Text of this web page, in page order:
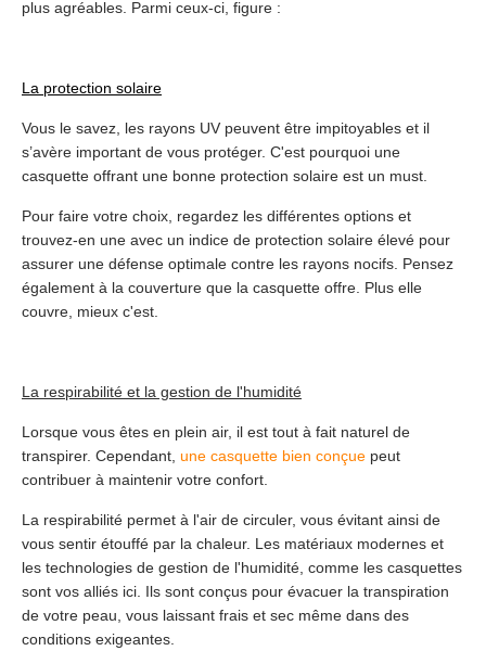
plus agréables. Parmi ceux-ci, figure :
La protection solaire
Vous le savez, les rayons UV peuvent être impitoyables et il
s’avère important de vous protéger. C'est pourquoi une
casquette offrant une bonne protection solaire est un must.
Pour faire votre choix, regardez les différentes options et
trouvez-en une avec un indice de protection solaire élevé pour
assurer une défense optimale contre les rayons nocifs. Pensez
également à la couverture que la casquette offre. Plus elle
couvre, mieux c'est.
La respirabilité et la gestion de l'humidité
Lorsque vous êtes en plein air, il est tout à fait naturel de
transpirer. Cependant, une casquette bien conçue peut
contribuer à maintenir votre confort.
La respirabilité permet à l'air de circuler, vous évitant ainsi de
vous sentir étouffé par la chaleur. Les matériaux modernes et
les technologies de gestion de l'humidité, comme les casquettes
sont vos alliés ici. Ils sont conçus pour évacuer la transpiration
de votre peau, vous laissant frais et sec même dans des
conditions exigeantes.